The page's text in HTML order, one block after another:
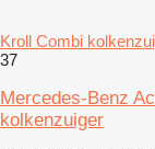
Kroll Combi
37
Mercedes-Benz
kolkenzuiger